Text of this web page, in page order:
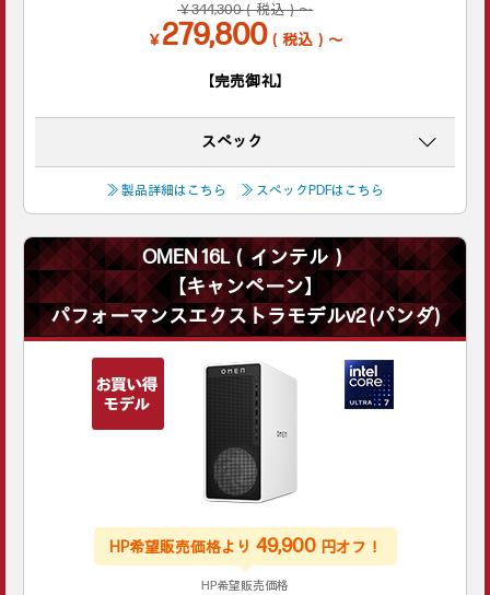
￥344,300（税込）～
￥279,800（税込）～
【完売御礼】
スペック
≫ 製品詳細はこちら ≫ スペックPDFはこちら
OMEN 16L（インテル）
【キャンペーン】
パフォーマンスエクストラモデルv2 (パンダ)
HP希望販売価格より 49,900 円オフ！
HP希望販売価格